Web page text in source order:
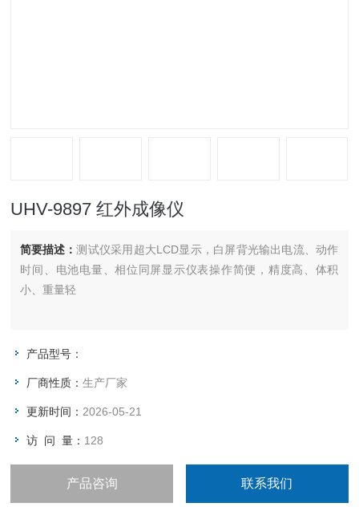
UHV-9897 红外成像仪
简要描述：测试仪采用超大LCD显示，白屏背光输出电流、动作
时间、电池电量、相位同屏显示仪表操作简便，精度高、体积
小、重量轻
产品型号：
厂商性质：生产厂家
更新时间： 2026-05-21
访 问 量： 128
产品咨询 联系我们